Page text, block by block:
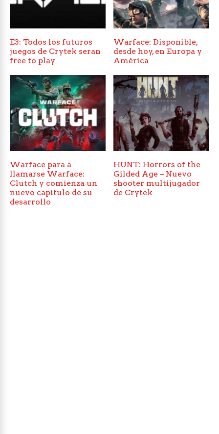
E3: Todos los futuros
juegos de Crytek seran
free to play
Warface: Disponible,
desde hoy, en Europa y
América
Warface para a
llamarse Warface:
Clutch y comienza un
nuevo capítulo de su
desarrollo
HUNT: Horrors of the
Gilded Age – Nuevo
shooter multijugador
de Crytek